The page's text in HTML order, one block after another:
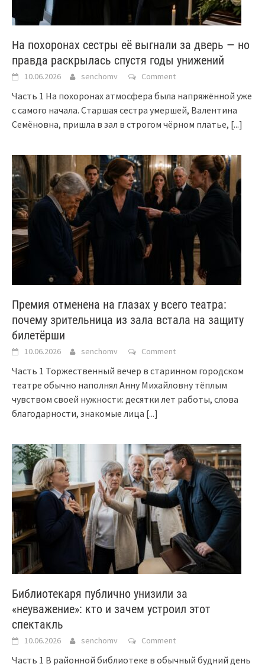
На похоронах сестры её выгнали за дверь — но
правда раскрылась спустя годы унижений
10.06.2026 senchomv Comment
Часть 1 На похоронах атмосфера была напряжённой уже
с самого начала. Старшая сестра умершей, Валентина
Семёновна, пришла в зал в строгом чёрном платье, [...]
Премия отменена на глазах у всего театра:
почему зрительница из зала встала на защиту
билетёрши
10.06.2026 senchomv Comment
Часть 1 Торжественный вечер в старинном городском
театре обычно наполнял Анну Михайловну тёплым
чувством своей нужности: десятки лет работы, слова
благодарности, знакомые лица [...]
Библиотекаря публично унизили за
«неуважение»: кто и зачем устроил этот
спектакль
10.06.2026 senchomv Comment
Часть 1 В районной библиотеке в обычный будний день